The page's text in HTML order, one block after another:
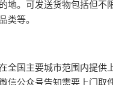
地。可发送货物包括但不
类等。
全国主要城市范围内提供
信公众号告知需要上门取